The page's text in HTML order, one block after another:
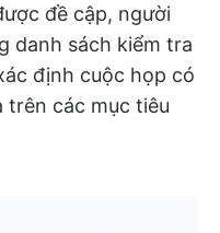
đề cập, người
danh sách kiểm tra
định cuộc họp có
các mục tiêu